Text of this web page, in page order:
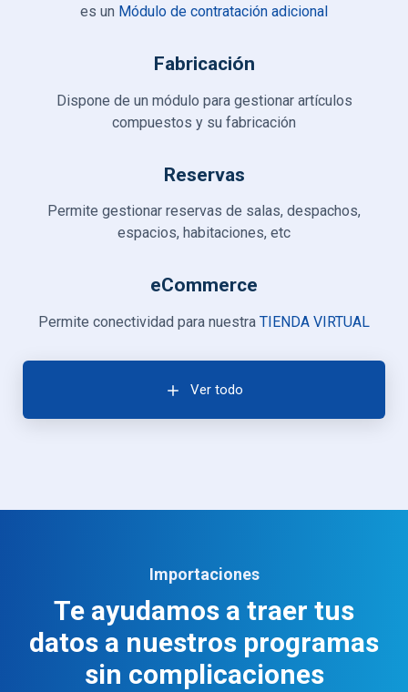
es un Módulo de contratación adicional
Fabricación
Dispone de un módulo para gestionar artículos
compuestos y su fabricación
Reservas
Permite gestionar reservas de salas, despachos,
espacios, habitaciones, etc
eCommerce
Permite conectividad para nuestra TIENDA VIRTUAL
Ver todo
Importaciones
Te ayudamos a traer tus
datos a nuestros programas
sin complicaciones